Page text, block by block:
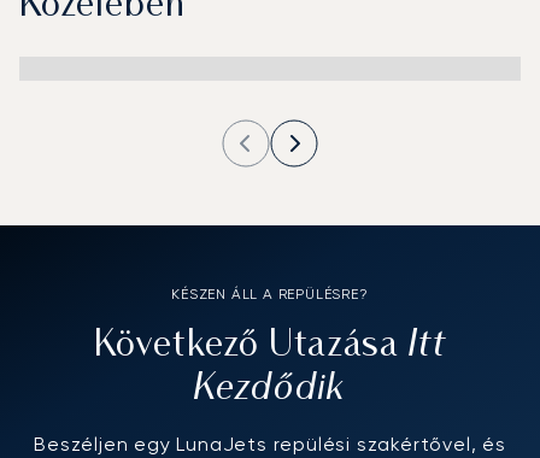
Közelében
KÉSZEN ÁLL A REPÜLÉSRE?
Következő Utazása Itt
Kezdődik
Beszéljen egy LunaJets repülési szakértővel, és